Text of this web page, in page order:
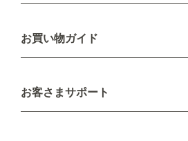
新規会員登録
お買い物ガイド
配送について
不良品・返品について
お客さまサポート